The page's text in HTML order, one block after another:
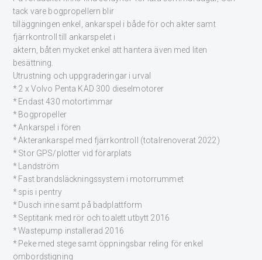
tack vare bogpropellern blir
tilläggningen enkel, ankarspel i både för och akter samt
fjärrkontroll till ankarspelet i
aktern, båten mycket enkel att hantera även med liten
besättning.
Utrustning och uppgraderingar i urval
* 2 x Volvo Penta KAD 300 dieselmotorer
* Endast 430 motortimmar
* Bogpropeller
* Ankarspel i fören
* Akterankarspel med fjärrkontroll (totalrenoverat 2022)
* Stor GPS/plotter vid förarplats
* Landström
* Fast brandsläckningssystem i motorrummet
* spis i pentry
* Dusch inne samt på badplattform
* Septitank med rör och toalett utbytt 2016
* Wastepump installerad 2016
* Peke med stege samt öppningsbar reling för enkel
ombordstigning